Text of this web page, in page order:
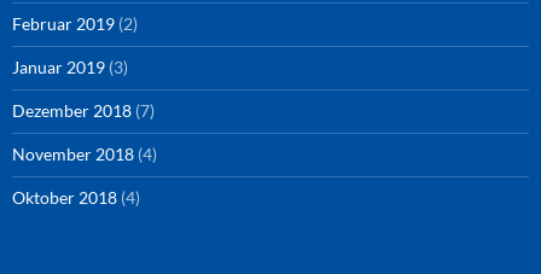
Februar 2019 (2)
Januar 2019 (3)
Dezember 2018 (7)
November 2018 (4)
Oktober 2018 (4)